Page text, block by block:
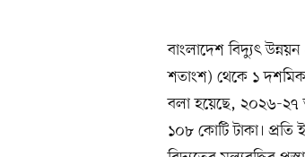
বাংলাদেশ বিদ্যুৎ
শতাংশ) থেকে ১
বলা হয়েছে, ২০২৬-২৭
১০৮ কোটি টাকা।